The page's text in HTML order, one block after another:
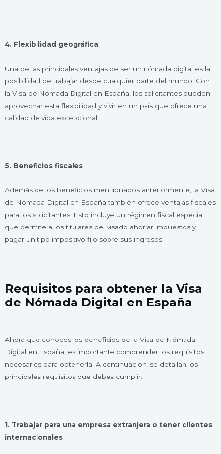
4. Flexibilidad geográfica
Una de las principales ventajas de ser un nómada digital es la
posibilidad de trabajar desde cualquier parte del mundo. Con
la Visa de Nómada Digital en España, los solicitantes pueden
aprovechar esta flexibilidad y vivir en un país que ofrece una
calidad de vida excepcional.
5. Beneficios fiscales
Además de los beneficios mencionados anteriormente, la Visa
de Nómada Digital en España también ofrece ventajas fiscales
para los solicitantes. Esto incluye un régimen fiscal especial
que permite a los titulares del visado ahorrar impuestos y
pagar un tipo impositivo fijo sobre sus ingresos.
Requisitos para obtener la Visa
de Nómada Digital en España
Ahora que conoces los beneficios de la Visa de Nómada
Digital en España, es importante comprender los requisitos
necesarios para obtenerla. A continuación, se detallan los
principales requisitos que debes cumplir:
1. Trabajar para una empresa extranjera o tener clientes
internacionales